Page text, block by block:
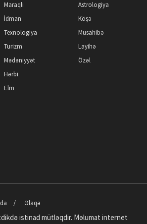
Maraqlı
İdman
Texnologiya
Turizm
Mədəniyyət
Hərbi
Elm
Astrologiya
Köşə
Müsahibə
Layihə
Özəl
Əlaqə
istinad mütləqdir. Məlumat internet